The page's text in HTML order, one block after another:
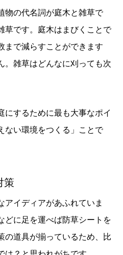
物の代名詞が庭木と雑草で
草です。庭木はまびくことで
まで減らすことができます
。雑草はどんなに刈っても次
にするために最も大事なポイ
ない環境をつくる」ことで
策
イディアがあふれていま
どに足を運べば防草シートを
の道具が揃っているため、比